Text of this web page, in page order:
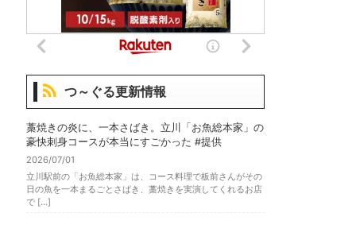
つ～ぐる更新情報
藁焼きの炎に、一本さばき。立川「お魚総本家」の
豪快刺身コースが本当にすごかった #提供
2026/07/01
立川駅前の「お魚総本家」は、コース料理で板前さんがその
日の魚を一本まるごとさばき、藁焼きを実演してくれるお店
で […]